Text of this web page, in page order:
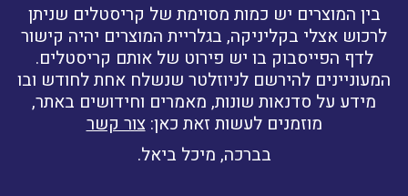
בין המוצרים יש כמות מסוימת של קריסטלים שניתן
לרכוש אצלי בקליניקה, בגלריית המוצרים יהיה קישור
לדף הפייסבוק בו יש פירוט של אותם קריסטלים.
המעוניינים להירשם לניוזלטר שנשלח אחת לחודש ובו
מידע על סדנאות שונות, מאמרים וחידושים באתר,
מוזמנים לעשות זאת כאן:צור קשר
בברכה, מיכל ביאל.